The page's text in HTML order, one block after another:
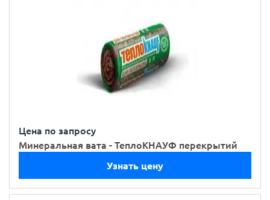
Цена по запросу
Минеральная вата - ТеплоКНАУФ перекрытий
Узнать цену